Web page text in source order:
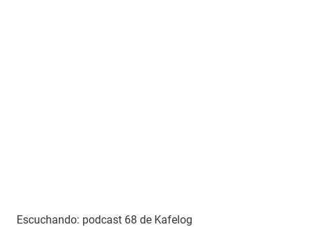
Escuchando: podcast 68 de Kafelog